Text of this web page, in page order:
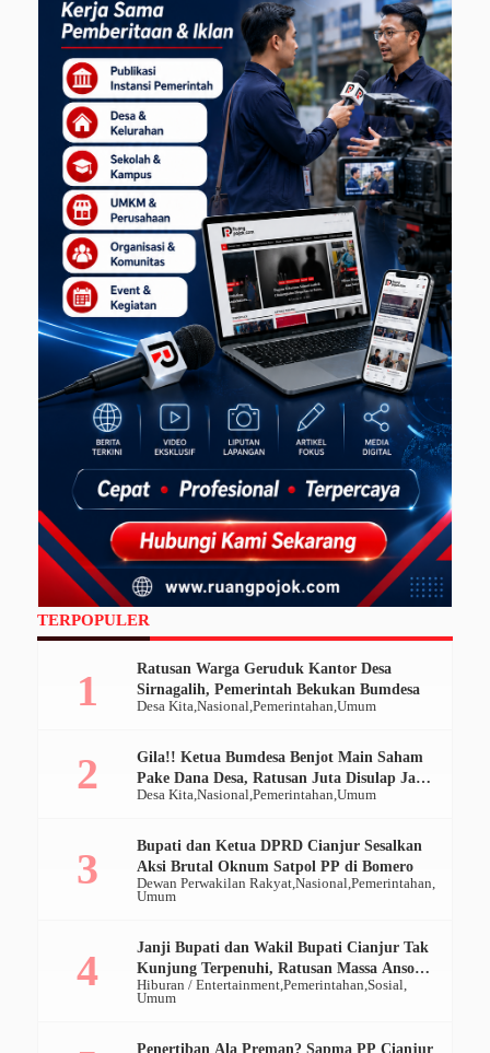
TERPOPULER
Desa Kita Nasional Pemerintahan Umum
Ratusan Warga Geruduk Kantor Desa
Sirnagalih, Pemerintah Bekukan Bumdesa
Desa Kita Nasional Pemerintahan Umum
Gila!! Ketua Bumdesa Benjot Main Saham
Pake Dana Desa, Ratusan Juta Disulap Jadi
Ratusan Ribu
Dewan Perwakilan Rakyat Nasional Pemerintahan
Umum
Bupati dan Ketua DPRD Cianjur Sesalkan
Aksi Brutal Oknum Satpol PP di Bomero
Hiburan / Entertainment Pemerintahan Sosial
Umum
Janji Bupati dan Wakil Bupati Cianjur Tak
Kunjung Terpenuhi, Ratusan Massa Ansor
Geruduk Pendopo
Penertiban Ala Preman? Sapma PP Cianjur